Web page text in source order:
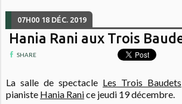
07H00 18 DÉC. 2019
Hania Rani aux Trois
SHARE
La salle de spectacle Les Trois Baudets
pianiste Hania Ranice jeudi 19 décembre.